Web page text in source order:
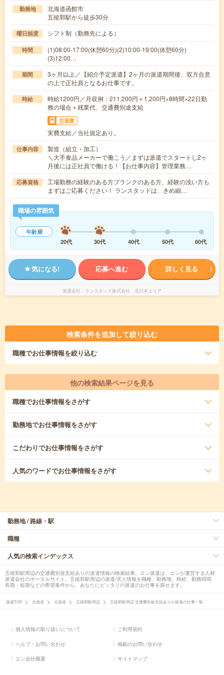
勤務地
北海道函館市
五稜郭駅から徒歩30分
曜日頻度 シフト制（勤務先による）
時間
(1)08:00-17:00(休憩60分)(2)10:00-19:00(休憩60分)
(3)12:00…
期間
3ヶ月以上／【紹介予定派遣】2ヶ月の派遣期間後、双方合意
の上で正社員となるお仕事です。
時給
時給1200円／月収例：211,200円＝1,200円×8時間×22日勤
務の場合＋残業代、交通費別途支給
交通費
実費支給／当社規定あり。
仕事内容
製造（組立・加工）
＼大手食品メーカーで働こう／まずは派遣でスタートし2ヶ
月後には正社員で働ける！【お仕事内容】管理業務…
応募資格
工場勤務の経験のある方ブランクのある方、経験の浅い方も
まずはご応募ください！ ランスタッドは、きめ細…
職場の雰囲気
年齢層
20代
30代 40代 50代 60代
気になる! 応募へ進む 詳しく見る
派遣会社 ランスタッド株式会社 北日本エリア
検索条件を追加して絞り込む
職種でお仕事情報を絞り込む
他の検索結果ページを見る
職種でお仕事情報をさがす
勤務地でお仕事情報をさがす
こだわりでお仕事情報をさがす
人気のワードでお仕事情報をさがす
勤務地 / 路線・駅
職種
人気の検索インデックス
五稜郭駅周辺の交通費別途支給ありの派遣情報の検索結果。エン派遣は、エンが運営する人材
派遣会社のポータルサイト。五稜郭駅周辺の派遣/求人情報を職種、勤務地、時給、勤務時間、
長期・短期などの希望条件から、あなたにピッタリの派遣のお仕事を探せます。
派遣TOP 北海道 北海道 五稜郭駅周辺 五稜郭駅周辺 交通費別途支給ありの派遣の仕事一覧
個人情報の取り扱いについて ご利用規約
ヘルプ・お問い合わせ 掲載のお問い合わせ
エン会社概要 サイトマップ